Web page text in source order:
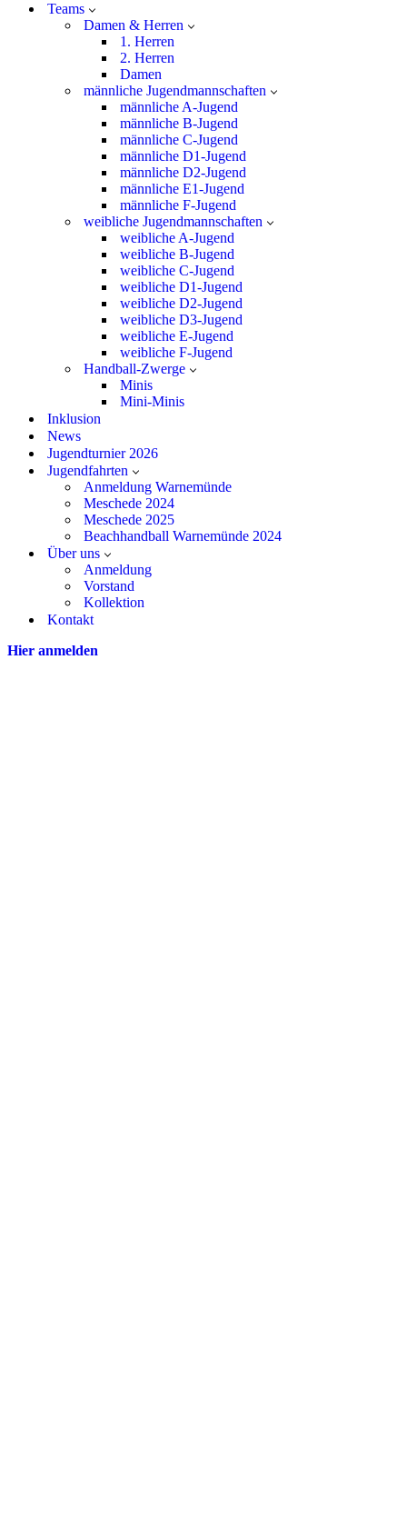
Teams
Damen & Herren
1. Herren
2. Herren
Damen
männliche Jugendmannschaften
männliche A-Jugend
männliche B-Jugend
männliche C-Jugend
männliche D1-Jugend
männliche D2-Jugend
männliche E1-Jugend
männliche F-Jugend
weibliche Jugendmannschaften
weibliche A-Jugend
weibliche B-Jugend
weibliche C-Jugend
weibliche D1-Jugend
weibliche D2-Jugend
weibliche D3-Jugend
weibliche E-Jugend
weibliche F-Jugend
Handball-Zwerge
Minis
Mini-Minis
Inklusion
News
Jugendturnier 2026
Jugendfahrten
Anmeldung Warnemünde
Meschede 2024
Meschede 2025
Beachhandball Warnemünde 2024
Über uns
Anmeldung
Vorstand
Kollektion
Kontakt
Hier anmelden